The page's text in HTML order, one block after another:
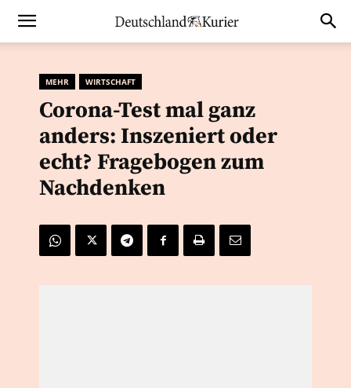
MEHR WIRTSCHAFT
Corona-Test mal ganz
anders: Inszeniert oder
echt? Fragebogen zum
Nachdenken